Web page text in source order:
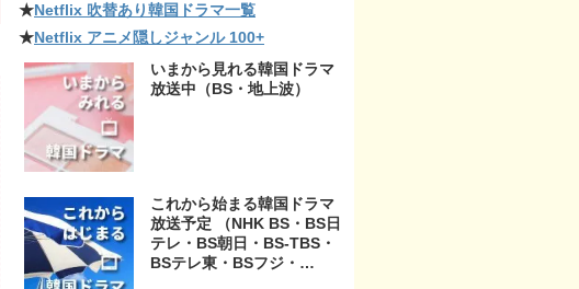
★Netflix 吹替あり韓国ドラマ一覧
★Netflix アニメ隠しジャンル 100+
いまから見れる韓国ドラマ
放送中（BS・地上波）
これから始まる韓国ドラマ
放送予定 （NHK BS・BS日
テレ・BS朝日・BS-TBS・
BSテレ東・BSフジ・